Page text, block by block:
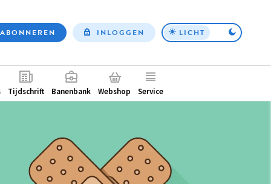
Top
ABONNEREN INLOGGEN LICHT
Tijdschrift Banenbank Webshop Service